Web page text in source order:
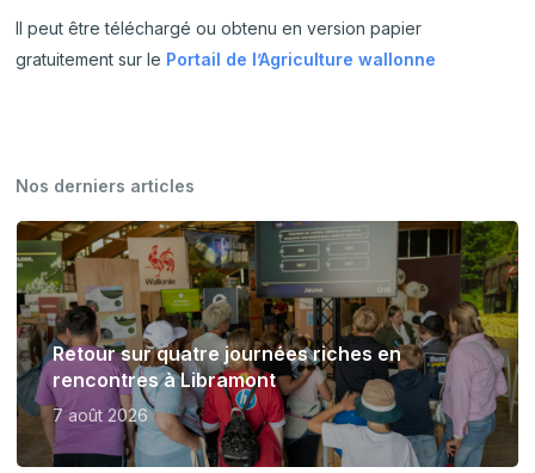
Il peut être téléchargé ou obtenu en version papier
gratuitement sur le Portail de l’Agriculture wallonne
Nos derniers articles
Retour sur quatre journées riches en
rencontres à Libramont
7 août 2026